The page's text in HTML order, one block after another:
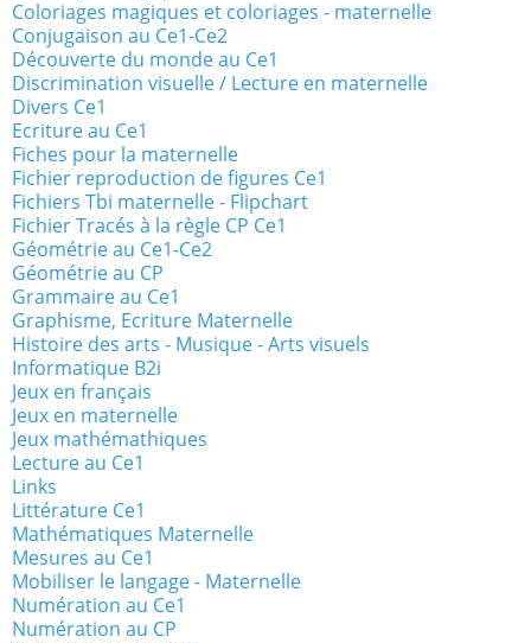
Coloriages magiques et coloriages - maternelle
Conjugaison au Ce1-Ce2
Découverte du monde au Ce1
Discrimination visuelle / Lecture en maternelle
Divers Ce1
Ecriture au Ce1
Fiches pour la maternelle
Fichier reproduction de figures Ce1
Fichiers Tbi maternelle - Flipchart
Fichier Tracés à la règle CP Ce1
Géométrie au Ce1-Ce2
Géométrie au CP
Grammaire au Ce1
Graphisme, Ecriture Maternelle
Histoire des arts - Musique - Arts visuels
Informatique B2i
Jeux en français
Jeux en maternelle
Jeux mathémathiques
Lecture au Ce1
Links
Littérature Ce1
Mathématiques Maternelle
Mesures au Ce1
Mobiliser le langage - Maternelle
Numération au Ce1
Numération au CP